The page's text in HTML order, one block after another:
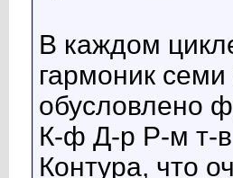
В каждом
гармоник
обусловлено
К-ф Д-р Р-м т-
Контура, что